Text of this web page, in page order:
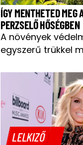
ÍGY MENTHETED MEG
PERZSELŐ HŐSÉGBEN
A növények
egyszerű trükkel
LELKIZŐ